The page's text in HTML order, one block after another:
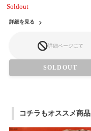
Soldout
詳細を見る
詳細ページにて
SOLDOUT
コチラもオススメ商品